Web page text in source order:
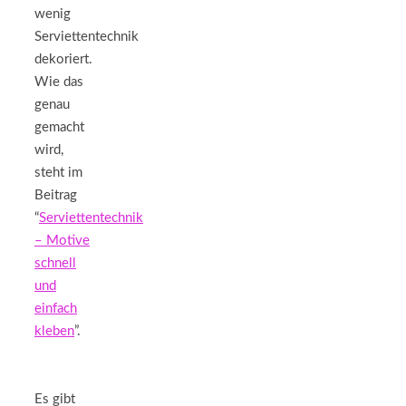
wenig
Serviettentechnik
dekoriert.
Wie das
genau
gemacht
wird,
steht im
Beitrag
“Serviettentechnik
– Motive
schnell
und
einfach
kleben”.
Es gibt